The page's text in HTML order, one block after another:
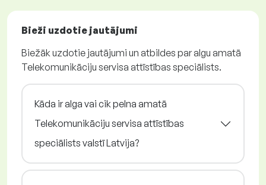
Bieži uzdotie jautājumi
Biežāk uzdotie jautājumi un atbildes par algu amatā
Telekomunikāciju servisa attīstības speciālists.
Kāda ir alga vai cik pelna amatā
Telekomunikāciju servisa attīstības
speciālists valstī Latvija?